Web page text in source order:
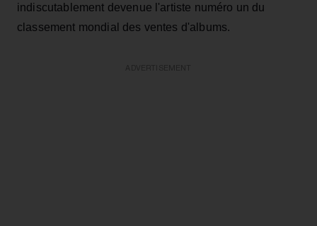
indiscutablement devenue l'artiste numéro un du
classement mondial des ventes d'albums.